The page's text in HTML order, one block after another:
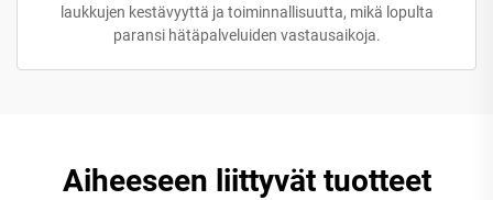
laukkujen kestävyyttä ja toiminnallisuutta, mikä lopulta
paransi hätäpalveluiden vastausaikoja.
Aiheeseen liittyvät tuotteet